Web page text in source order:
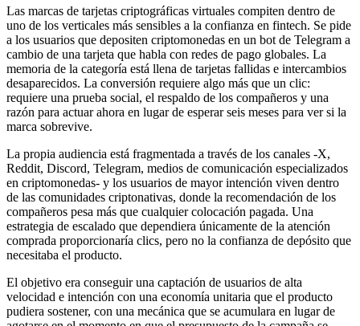
Las marcas de tarjetas criptográficas virtuales compiten dentro de
uno de los verticales más sensibles a la confianza en fintech. Se pide
a los usuarios que depositen criptomonedas en un bot de Telegram a
cambio de una tarjeta que habla con redes de pago globales. La
memoria de la categoría está llena de tarjetas fallidas e intercambios
desaparecidos. La conversión requiere algo más que un clic:
requiere una prueba social, el respaldo de los compañeros y una
razón para actuar ahora en lugar de esperar seis meses para ver si la
marca sobrevive.
La propia audiencia está fragmentada a través de los canales -X,
Reddit, Discord, Telegram, medios de comunicación especializados
en criptomonedas- y los usuarios de mayor intención viven dentro
de las comunidades criptonativas, donde la recomendación de los
compañeros pesa más que cualquier colocación pagada. Una
estrategia de escalado que dependiera únicamente de la atención
comprada proporcionaría clics, pero no la confianza de depósito que
necesitaba el producto.
El objetivo era conseguir una captación de usuarios de alta
velocidad e intención con una economía unitaria que el producto
pudiera sostener, con una mecánica que se acumulara en lugar de